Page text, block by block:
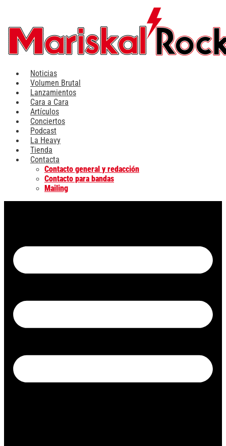
contenido
Noticias
Volumen Brutal
Lanzamientos
Cara a Cara
Artículos
Conciertos
Podcast
La Heavy
Tienda
Contacta
Contacto general y redacción
Contacto para bandas
Mailing